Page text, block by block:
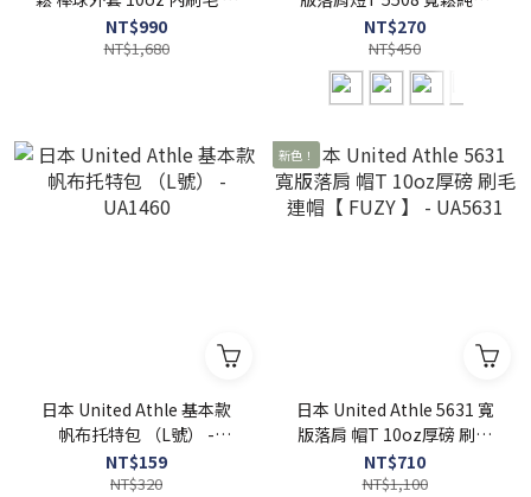
FUZY 】 - UA5789
NT$990
NT$1,680
無口袋 - UA5508
NT$270
NT$450
日本 United Athle 基本款
帆布托特包 （L號） -
UA1460
NT$159
NT$320
新色！
日本 United Athle 5631 寬
版落肩 帽T 10oz厚磅 刷毛
連帽【 FUZY 】 - UA5631
NT$710
NT$1,100